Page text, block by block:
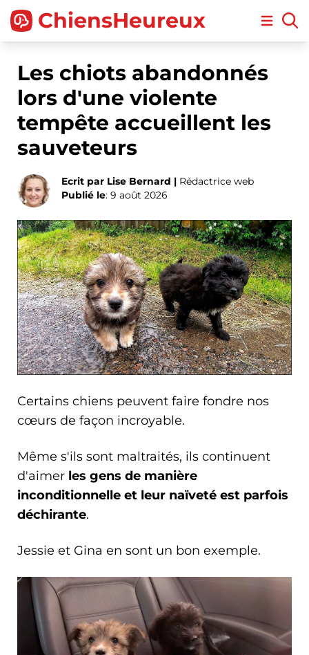
ChiensHeureux Open
Les chiots abandonnés
lors d'une violente
tempête accueillent les
sauveteurs
Ecrit par Lise Bernard | Rédactrice web
Publié le: 9 août 2026
Certains chiens peuvent faire fondre nos
cœurs de façon incroyable.
Même s'ils sont maltraités, ils continuent
d'aimer les gens de manière
inconditionnelle et leur naïveté est parfois
déchirante.
Jessie et Gina en sont un bon exemple.